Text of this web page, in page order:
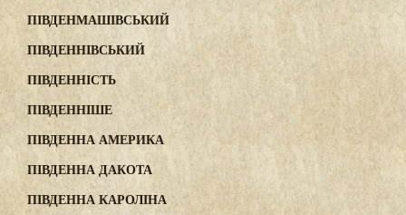
ПІВДЕНМАШІВСЬКИЙ
ПІВДЕННІВСЬКИЙ
ПІВДЕННІСТЬ
ПІВДЕННІШЕ
ПІВДЕННА АМЕРИКА
ПІВДЕННА ДАКОТА
ПІВДЕННА КАРОЛІНА